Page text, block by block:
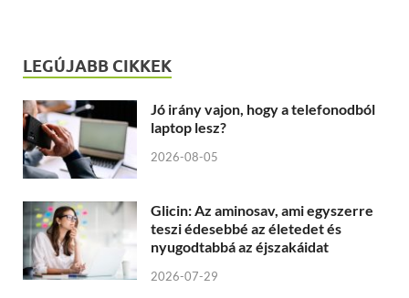
LEGÚJABB CIKKEK
Jó irány vajon, hogy a telefonodból
laptop lesz?
2026-08-05
Glicin: Az aminosav, ami egyszerre
teszi édesebbé az életedet és
nyugodtabbá az éjszakáidat
2026-07-29